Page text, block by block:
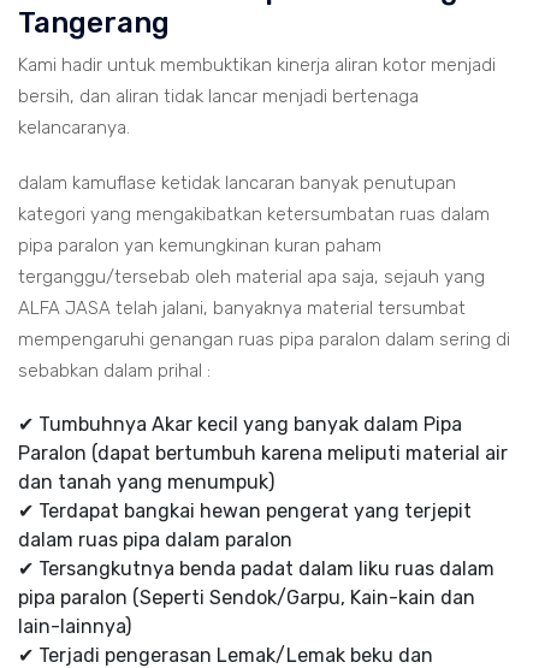
Tangerang
Kami hadir untuk membuktikan kinerja aliran kotor menjadi
bersih, dan aliran tidak lancar menjadi bertenaga
kelancaranya.
dalam kamuflase ketidak lancaran banyak penutupan
kategori yang mengakibatkan ketersumbatan ruas dalam
pipa paralon yan kemungkinan kuran paham
terganggu/tersebab oleh material apa saja, sejauh yang
ALFA JASA telah jalani, banyaknya material tersumbat
mempengaruhi genangan ruas pipa paralon dalam sering di
sebabkan dalam prihal :
✔ Tumbuhnya Akar kecil yang banyak dalam Pipa
Paralon (dapat bertumbuh karena meliputi material air
dan tanah yang menumpuk)
✔ Terdapat bangkai hewan pengerat yang terjepit
dalam ruas pipa dalam paralon
✔ Tersangkutnya benda padat dalam liku ruas dalam
pipa paralon (Seperti Sendok/Garpu, Kain-kain dan
lain-lainnya)
✔ Terjadi pengerasan Lemak/Lemak beku dan